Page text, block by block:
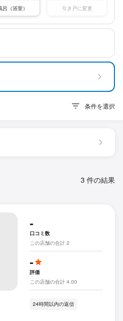
呂（浴室） 引き戸に変更
条件を選択
3 件の結果
-
口コミ数
この店舗の合計 2
-
評価
この店舗の合計 4.00
24時間以内の返信